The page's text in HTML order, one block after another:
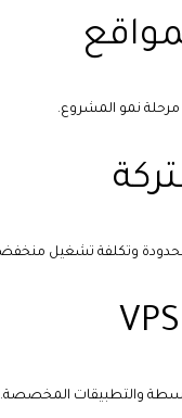
نمو المشروع.
محدودة وتكلفة تشغيل
والتطبيقات المخصصة.